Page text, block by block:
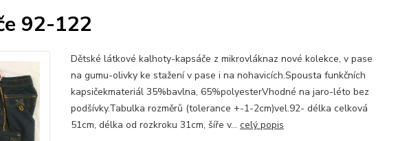
92-122
Dětské látkové kalhoty-kapsáče z mikrovláknaz nové kolekce, v pase
na gumu-olivky ke stažení v pase i na nohavicích.Spousta funkčních
kapsičekmateriál 35%bavlna, 65%polyesterVhodné na jaro-léto bez
podšívky.Tabulka rozměrů (tolerance +-1-2cm)vel.92- délka celková
51cm, délka od rozkroku 31cm, šíře v... celý popis